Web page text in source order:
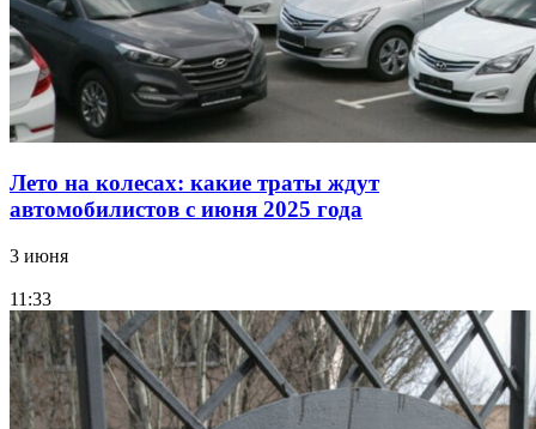
Лето на колесах: какие траты ждут
автомобилистов с июня 2025 года
3 июня
11:33